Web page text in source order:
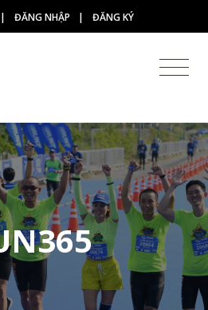
| ĐĂNG NHẬP | ĐĂNG KÝ